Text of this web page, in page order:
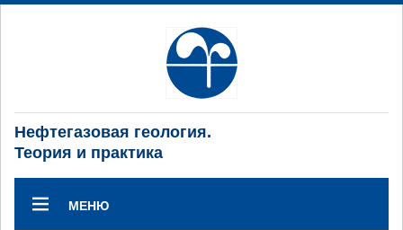
Нефтегазовая геология.
Теория и практика
МЕНЮ